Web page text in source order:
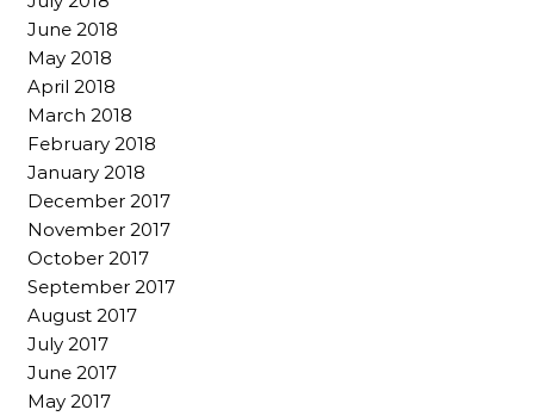
June 2018
May 2018
April 2018
March 2018
February 2018
January 2018
December 2017
November 2017
October 2017
September 2017
August 2017
July 2017
June 2017
May 2017